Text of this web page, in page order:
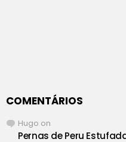
COMENTÁRIOS
Hugo on
Pernas de Peru